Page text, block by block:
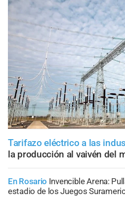
Tarifazo eléctrico a las
la producción al vaivén del
En Rosario Invencible Arena:
estadio de los Juegos